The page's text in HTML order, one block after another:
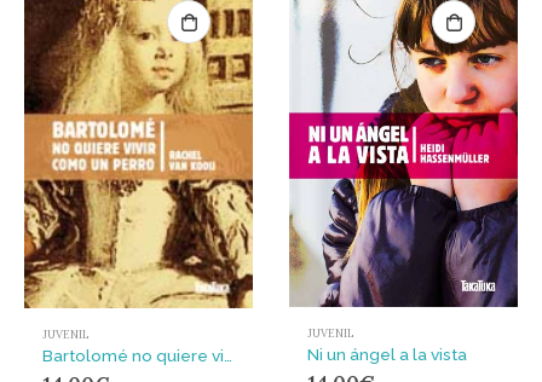
JUVENIL JUVENIL
Ni un ángel a la vista